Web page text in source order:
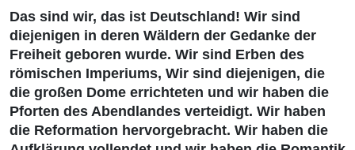
Das sind wir, das ist Deutschland! Wir sind
diejenigen in deren Wäldern der Gedanke der
Freiheit geboren wurde. Wir sind Erben des
römischen Imperiums, Wir sind diejenigen, die
die großen Dome errichteten und wir haben die
Pforten des Abendlandes verteidigt. Wir haben
die Reformation hervorgebracht. Wir haben die